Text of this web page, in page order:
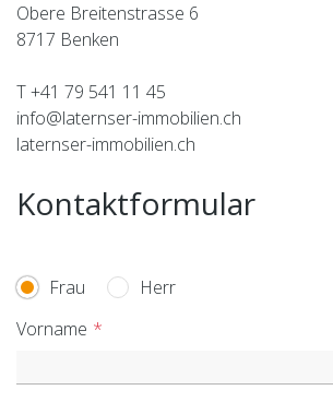
Obere Breitenstrasse 6
8717 Benken
T +41 79 541 11 45
info@laternser-immobilien.ch
laternser-immobilien.ch
Kontaktformular
Frau
Herr
Vorname